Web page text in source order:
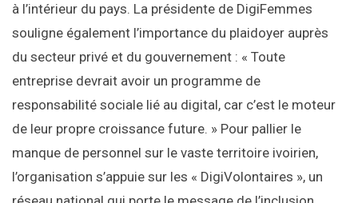
à l’intérieur du pays. La présidente de DigiFemmes
souligne également l’importance du plaidoyer auprès
du secteur privé et du gouvernement : « Toute
entreprise devrait avoir un programme de
responsabilité sociale lié au digital, car c’est le moteur
de leur propre croissance future. » Pour pallier le
manque de personnel sur le vaste territoire ivoirien,
l’organisation s’appuie sur les « DigiVolontaires », un